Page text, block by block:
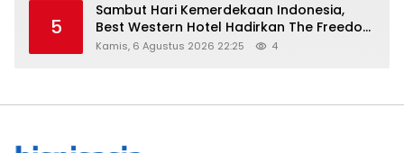
5
Sambut Hari Kemerdekaan Indonesia,
Best Western Hotel Hadirkan The Freedom
Stay Diskon Hingga 45%
Kamis, 6 Agustus 2026 22:25 4